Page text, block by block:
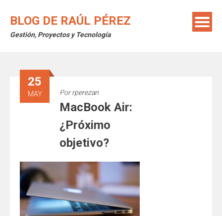
BLOG DE RAÚL PÉREZ
Gestión, Proyectos y Tecnología
25
MAY Porrperezan
MacBook Air:
¿Próximo
objetivo?